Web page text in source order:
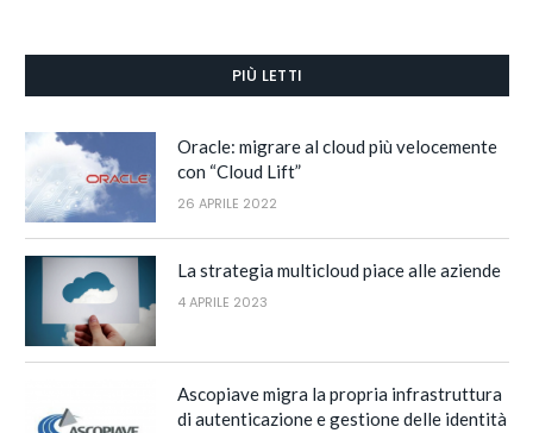
PIÙ LETTI
Oracle: migrare al cloud più velocemente
con “Cloud Lift”
26 APRILE 2022
La strategia multicloud piace alle aziende
4 APRILE 2023
Ascopiave migra la propria infrastruttura
di autenticazione e gestione delle identità